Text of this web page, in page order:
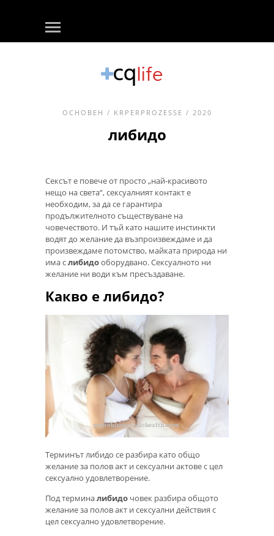
ОСНОВЕН / KRPERPROZESSE / 2020
либидо
Сексът е повече от просто „най-красивото
нещо на света“, сексуалният контакт е
необходим, за да се гарантира
продължителното съществуване на
човечеството. И тъй като нашите инстинкти
водят до желание да възпроизвеждаме и да
произвеждаме потомство, майката природа ни
има слибидооборудвано. Сексуалното ни
желание ни води към пресъздаване.
Какво е либидо?
Терминът либидо се разбира като общо
желание за полов акт и сексуални актове с цел
сексуално удовлетворение.
Под терминалибидо човек разбира общото
желание за полов акт и сексуални действия с
цел сексуално удовлетворение.